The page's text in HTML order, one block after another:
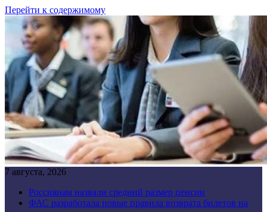
Перейти к содержимому
7 августа, 2026
Россиянам назвали средний размер пенсии
ФАС разработала новые правила возврата билетов на